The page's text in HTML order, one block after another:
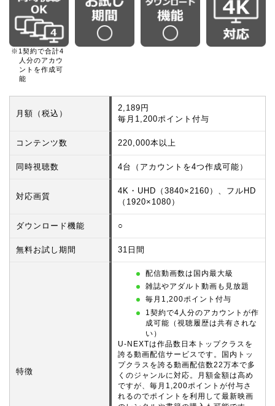
※1契約で合計4
人分のアカウ
ントを作成可
能
月額（税込）
2,189円
毎月1,200ポイント付与
コンテンツ数 220,000本以上
同時視聴数 4台（アカウントを4つ作成可能）
対応画質
4K・UHD（3840×2160）、フルHD
（1920×1080）
ダウンロード機能 ○
無料お試し期間 31日間
特徴
配信動画数は国内最大級
雑誌やアダルト動画も見放題
毎月1,200ポイント付与
1契約で4人分のアカウントが作
成可能（視聴履歴は共有されな
い）
U-NEXTは作品数日本トップクラスを
誇る動画配信サービスです。国内トッ
プクラスを誇る動画配信数22万本で多
くのジャンルに対応。月額金額は高め
ですが、毎月1,200ポイントが付与さ
れるのでポイントを利用して最新映画